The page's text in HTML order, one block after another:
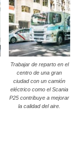
Trabajar de reparto en el
centro de una gran
ciudad con un camión
eléctrico como el Scania
P25 contribuye a mejorar
la calidad del aire.